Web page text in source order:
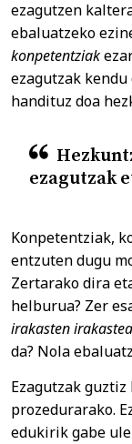
ezagutzen
ebaluatzeko
konpetentziak
ezagutzak
handituz doa
ezagutzak
Konpetentziak,
entzuten dugu
Zertarako dira
helburua? Zer
irakasten
da? Nola
Ezagutzak
prozedurarako.
edukirik gabe